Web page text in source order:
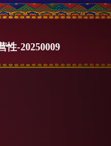
性-20250009